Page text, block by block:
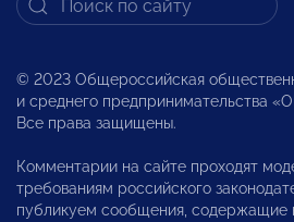
© 2023 Общероссийская
и среднего предпринимательства
Все права защищены.
Комментарии на сайте проходят
требованиям российского
публикуем сообщения, содержащие